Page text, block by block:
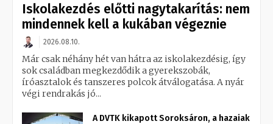
Iskolakezdés előtti nagytakarítás: nem
mindennek kell a kukában végeznie
2026.08.10.
Már csak néhány hét van hátra az iskolakezdésig, így
sok családban megkezdődik a gyerekszobák,
íróasztalok és tanszeres polcok átválogatása. A nyár
végi rendrakás jó...
A DVTK kikapott Soroksáron, a hazaiak